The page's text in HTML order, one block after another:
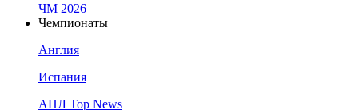
ЧМ 2026
Чемпионаты
Англия
Испания
АПЛ Top News